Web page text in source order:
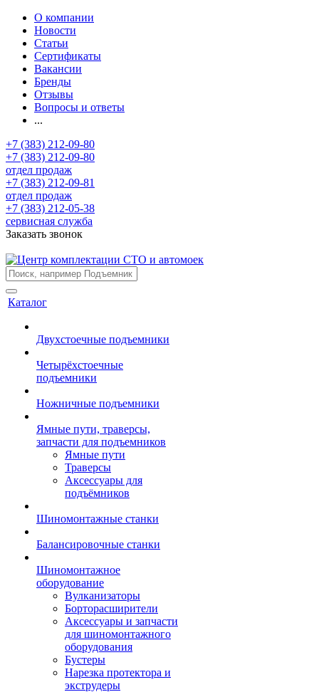
О компании
Новости
Статьи
Сертификаты
Вакансии
Бренды
Отзывы
Вопросы и ответы
...
+7 (383) 212-09-80
+7 (383) 212-09-80
отдел продаж
+7 (383) 212-09-81
отдел продаж
+7 (383) 212-05-38
сервисная служба
Заказать звонок
Каталог
Двухстоечные подъемники
Четырёхстоечные
подъемники
Ножничные подъемники
Ямные пути, траверсы,
запчасти для подъемников
Ямные пути
Траверсы
Аксессуары для
подъёмников
Шиномонтажные станки
Балансировочные станки
Шиномонтажное
оборудование
Вулканизаторы
Борторасширители
Аксессуары и запчасти
для шиномонтажного
оборудования
Бустеры
Нарезка протектора и
экструдеры